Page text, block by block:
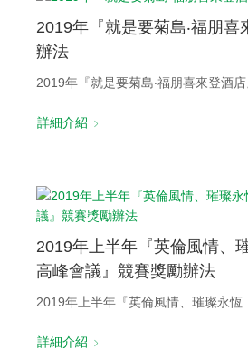
2019年『就是要菊島‧福朋喜
辦法
2019年『就是要菊島‧福朋喜來登酒
詳細介紹
2019年上半年『英倫風情、
高峰會議』競賽獎勵辦法
詳細介紹